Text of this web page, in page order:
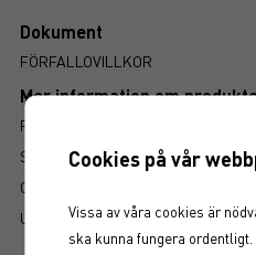
Dokument
FÖRFALLOVILLKOR
Mer information om
RISK
SÅ LÄSER DU FAKTABLADET
GRUNDPROSPEKT
UTSKRIFT
Cookies på vår
Vissa av våra cookies är
ska kunna fungera